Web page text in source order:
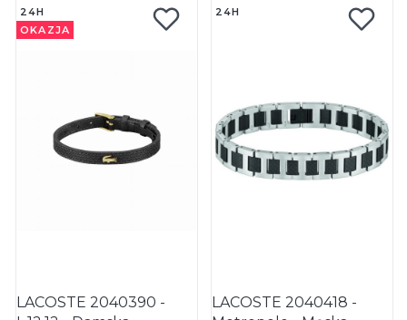
24H
OKAZJA
LACOSTE 2040390 -
24H
LACOSTE 2040418 -